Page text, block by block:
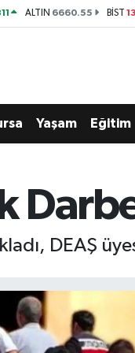
ALTIN 6660.55 BİST
Yaşam Eğitim
DEAŞ